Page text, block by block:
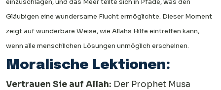
einzuschlagen, und das Meer teilte sich in Pfade, was den
Gläubigen eine wundersame Flucht ermöglichte. Dieser Moment
zeigt auf wunderbare Weise, wie Allahs Hilfe eintreffen kann,
wenn alle menschlichen Lösungen unmöglich erscheinen.
Moralische Lektionen:
Vertrauen Sie auf Allah: Der Prophet Musa